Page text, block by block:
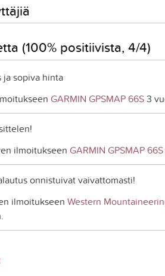
(100% positiivista, 4/4)
ja sopiva hinta
GARMIN GPSMAP 66S3
ilmoitukseen GARMIN GPSMAP 66S
onnistuivat vaivattomasti!
ilmoitukseen Western